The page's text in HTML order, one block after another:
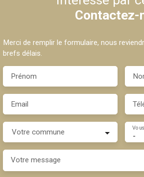
Contactez-
Merci de remplir le formulaire, nous
brefs délais.
Prénom
Email
Votre commune -
Votre message